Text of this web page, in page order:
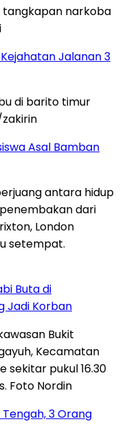
Jalanan 3
Asal Bamban
Buta di
Jadi Korban
3 Orang